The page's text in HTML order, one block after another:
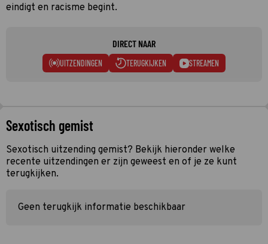
eindigt en racisme begint.
DIRECT NAAR
UITZENDINGEN TERUGKIJKEN STREAMEN
Sexotisch gemist
Sexotisch uitzending gemist? Bekijk hieronder welke
recente uitzendingen er zijn geweest en of je ze kunt
terugkijken.
Geen terugkijk informatie beschikbaar